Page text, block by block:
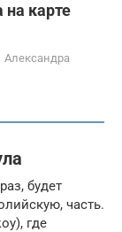
на карте
Александра
будет
часть.
где